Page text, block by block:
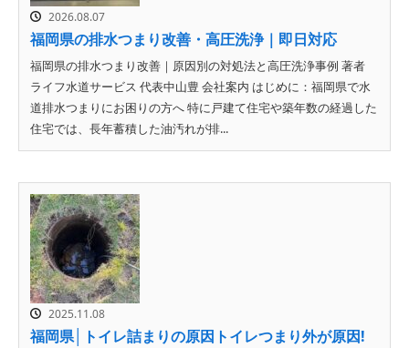
2026.08.07
福岡県の排水つまり改善・高圧洗浄｜即日対応
福岡県の排水つまり改善｜原因別の対処法と高圧洗浄事例 著者
ライフ水道サービス 代表中山豊 会社案内 はじめに：福岡県で水
道排水つまりにお困りの方へ 特に戸建て住宅や築年数の経過した
住宅では、長年蓄積した油汚れが排...
2025.11.08
福岡県│トイレ詰まりの原因トイレつまり外が原因!